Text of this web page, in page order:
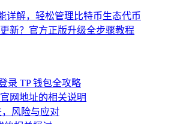
详解，轻松管理比特币生态代币
新？官方正版升级全步骤教程
录 TP 钱包全攻略
网地址的相关说明
风险与应对